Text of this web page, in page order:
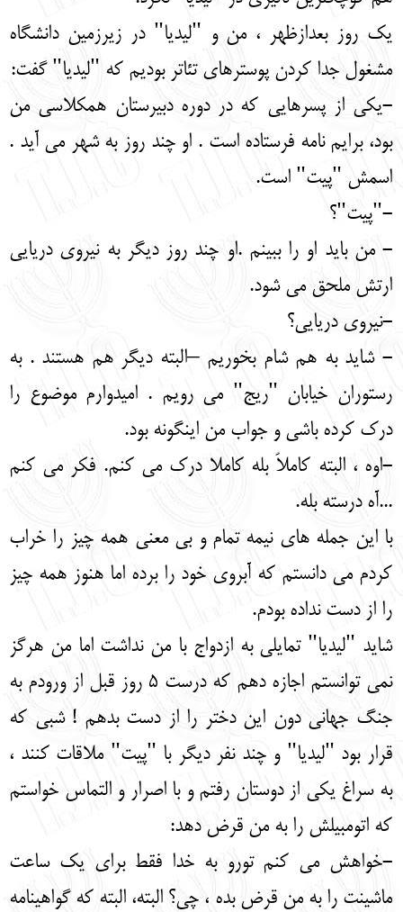
یک روز بعدازظهر ، من و "لیدیا" در زیرزمین دانشگاه
مشغول جدا کردن پوسترهای تئاتر بودیم که "لیدیا" گفت:
-یکی از پسرهایی که در دوره دبیرستان همکلاسی من
بود، برایم نامه فرستاده است . او چند روز به شهر می آید .
اسمش "پیت" است.
-"پیت"؟
- من باید او را ببینم .او چند روز دیگر به نیروی دریایی
ارتش ملحق می شود.
-نیروی دریایی؟
- شاید به هم شام بخوریم –البته دیگر هم هستند . به
رستوران خیابان "ریج" می رویم . امیدوارم موضوع را
درک کرده باشی و جواب من اینگونه بود.
-اوه ، البته کاملاً بله کاملا درک می کنم. فکر می کنم
...آه درسته بله.
با این جمله های نیمه تمام و بی معنی همه چیز را خراب
کردم می دانستم که آبروی خود را برده اما هنوز همه چیز
را از دست نداده بودم.
شاید "لیدیا" تمایلی به ازدواج با من نداشت اما من هرگز
نمی توانستم اجازه دهم که درست 5 روز قبل از ورودم به
جنگ جهانی دون این دختر را از دست بدهم ! شبی که
قرار بود "لیدیا" و چند نفر دیگر با "پیت" ملاقات کنند ،
به سراغ یکی از دوستان رفتم و با اصرار و التماس خواستم
که اتومبیلش را به من قرض دهد:
-خواهش می کنم تورو به خدا فقط برای یک ساعت
ماشینت را به من قرض بده ، چی؟ البته، البته که گواهینامه